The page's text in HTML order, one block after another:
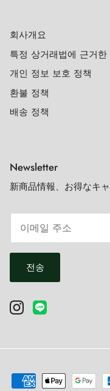
회사개요
특정 상거래법에 근거한
개인 정보 보호 정책
환불 정책
배송 정책
Newsletter
新商品情報、お得なキ
전송